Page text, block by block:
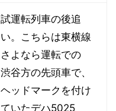
試運転列車の後追
い。こちらは東横線
さよなら運転での
渋谷方の先頭車で、
ヘッドマークを付け
ていたデハ5025